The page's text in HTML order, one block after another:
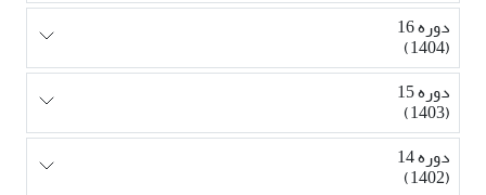
دوره 16
(1404)
دوره 15
(1403)
دوره 14
(1402)